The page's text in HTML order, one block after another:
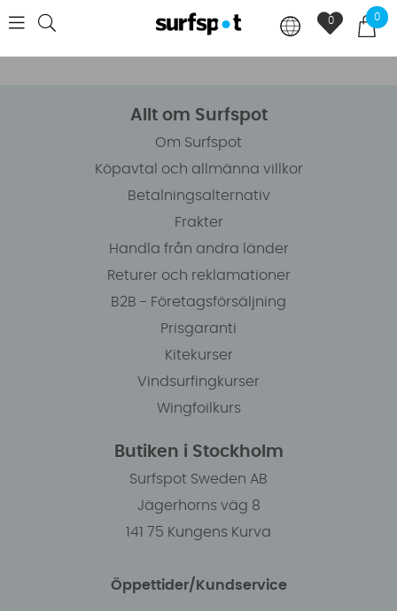
0
0
Allt om Surfspot
Om Surfspot
Köpavtal och allmänna villkor
Betalningsalternativ
Frakter
Handla från andra länder
Returer och reklamationer
B2B - Företagsförsäljning
Prisgaranti
Kitekurser
Vindsurfingkurser
Wingfoilkurs
Butiken i Stockholm
Surfspot Sweden AB
Jägerhorns väg 8
141 75 Kungens Kurva
Öppettider/Kundservice